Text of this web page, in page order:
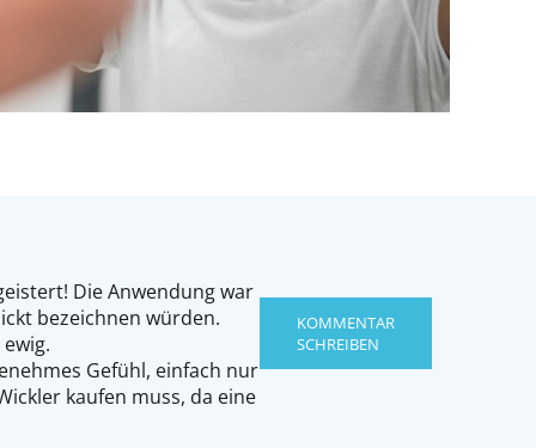
Die Anwendung war
bezeichnen würden.
Gefühl, einfach nur
kaufen muss, da eine
KOMMENTAR
SCHREIBEN